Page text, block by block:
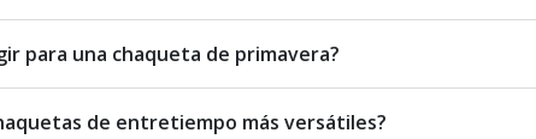
para una chaqueta de primavera?
de entretiempo más versátiles?